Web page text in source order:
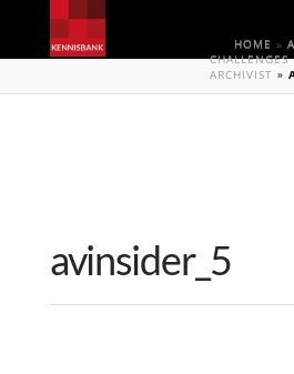
HOME »
ARCHIVIST »
avinsider_5